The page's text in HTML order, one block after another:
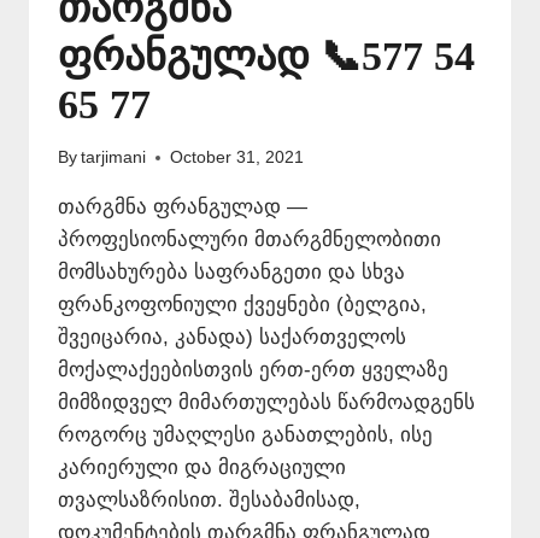
ფრანგულად 📞577 54
65 77
By tarjimani October 31, 2021
თარგმნა ფრანგულად —
პროფესიონალური მთარგმნელობითი
მომსახურება საფრანგეთი და სხვა
ფრანკოფონიული ქვეყნები (ბელგია,
შვეიცარია, კანადა) საქართველოს
მოქალაქეებისთვის ერთ-ერთ ყველაზე
მიმზიდველ მიმართულებას წარმოადგენს
როგორც უმაღლესი განათლების, ისე
კარიერული და მიგრაციული
თვალსაზრისით. შესაბამისად,
დოკუმენტების თარგმნა ფრანგულად